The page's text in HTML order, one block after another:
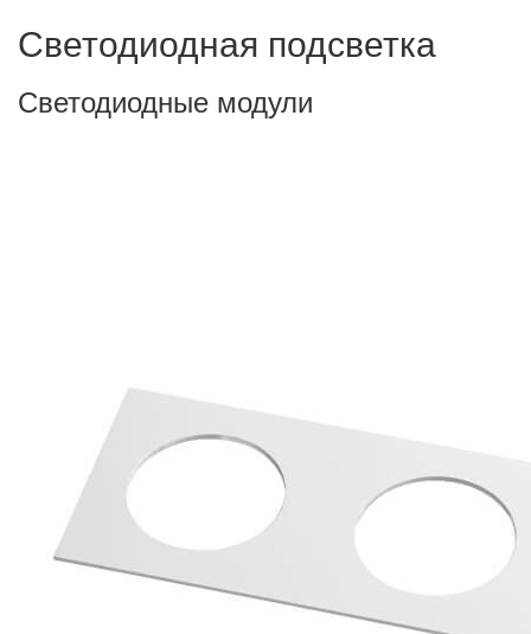
Светодиодная подсветка
Светодиодные модули